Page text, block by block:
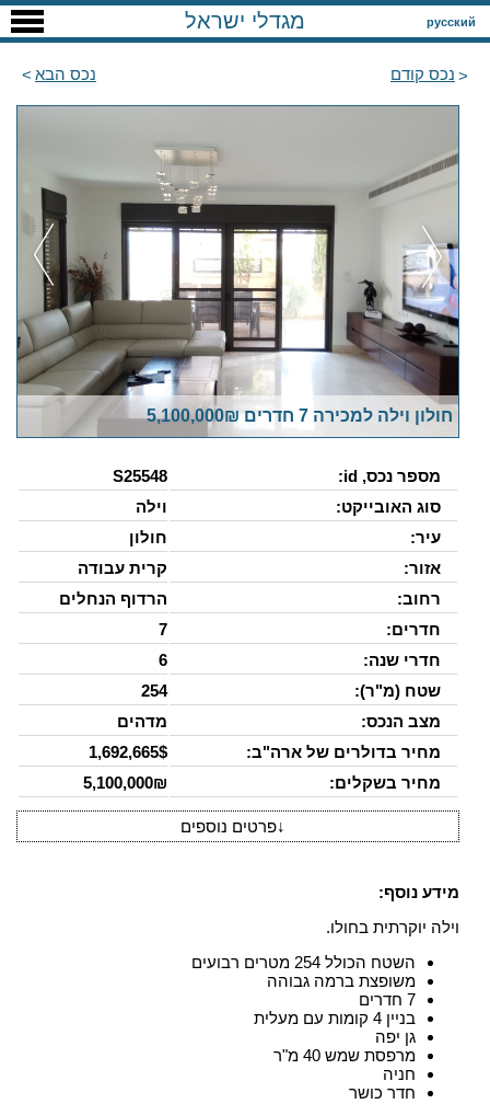
русский מגדלי ישראל
נכס קודם נכס הבא
חולון וילה למכירה 7 חדרים 5,100,000₪
מספר נכס, id:
S25548
סוג האובייקט:
וילה
עיר:
חולון
אזור:
קרית עבודה
רחוב:
הרדוף הנחלים
חדרים:
7
חדרי שנה:
6
שטח (מ"ר):
254
מצב הנכס:
מדהים
מחיר בדולרים של ארה"ב:
1,692,665$
מחיר בשקלים:
5,100,000₪
↓פרטים נוספים
מידע נוסף:
וילה יוקרתית בחולו.
השטח הכולל 254 מטרים רבועים
משופצת ברמה גבוהה
7 חדרים
בניין 4 קומות עם מעלית
גן יפה
מרפסת שמש 40 מ"ר
חניה
חדר כושר